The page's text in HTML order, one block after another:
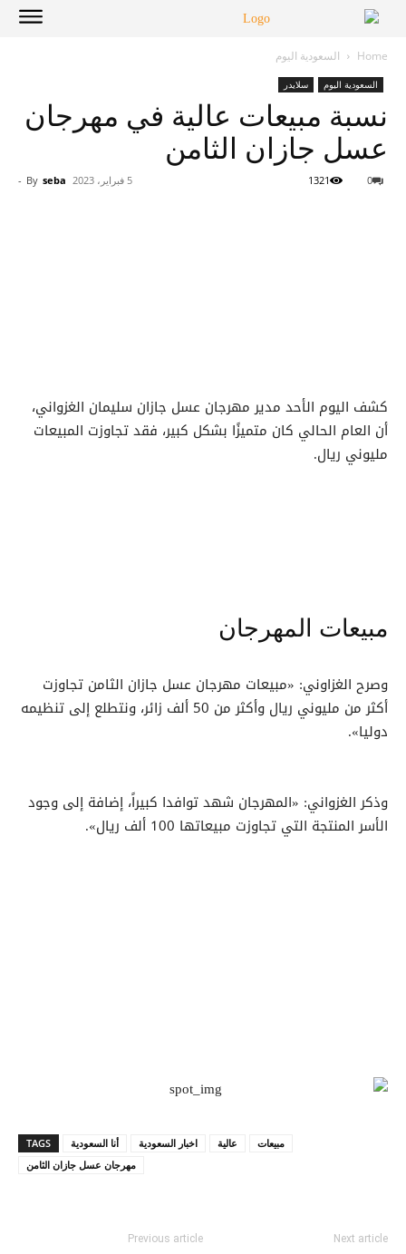
Home السعودية اليوم
السعودية اليوم سلايدر
نسبة مبيعات عالية في مهرجان
عسل جازان الثامن
By seba
- 5 فبراير، 2023 0
1321
كشف اليوم الأحد مدير مهرجان عسل جازان سليمان الغزواني،
أن العام الحالي كان متميزًا بشكل كبير، فقد تجاوزت المبيعات
مليوني ريال.
مبيعات المهرجان
وصرح الغزاوني: «مبيعات مهرجان عسل جازان الثامن تجاوزت
أكثر من مليوني ريال وأكثر من 50 ألف زائر، ونتطلع إلى تنظيمه
دوليا».
وذكر الغزواني: «المهرجان شهد توافدا كبيراً، إضافة إلى وجود
الأسر المنتجة التي تجاوزت مبيعاتها 100 ألف ريال».
TAGS أنا السعودية اخبار السعودية عالية
مبيعات
مهرجان عسل جازان الثامن
Previous article Next article